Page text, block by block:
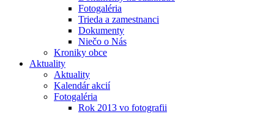
Fotogaléria
Trieda a zamestnanci
Dokumenty
Niečo o Nás
Kroniky obce
Aktuality
Aktuality
Kalendár akcií
Fotogaléria
Rok 2013 vo fotografii